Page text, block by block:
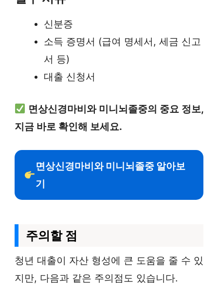
신분증
소득 증명서 (급여 명세서, 세금 신고
서 등)
대출 신청서
면상신경마비와 미니뇌졸중의 중요 정보,
지금 바로 확인해 보세요.
면상신경마비와 미니뇌졸중 알아보
기
주의할 점
청년 대출이 자산 형성에 큰 도움을 줄 수 있
지만, 다음과 같은 주의점도 있습니다.